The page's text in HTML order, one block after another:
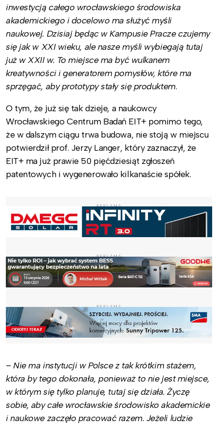
inwestycją całego wrocławskiego środowiska
akademickiego i docelowo ma służyć myśli
naukowej. Dzisiaj będąc w Kampusie Pracze czujemy
się jak w XXI wieku, ale nasze myśli wybiegają tutaj
już w XXII w. To miejsce ma być wulkanem
kreatywności i generatorem pomysłów, które ma
sprzęgać, aby prototypy stały się produktem.
O tym, że już się tak dzieje, a naukowcy
Wrocławskiego Centrum Badań EIT+ pomimo tego,
że w dalszym ciągu trwa budowa, nie stoją w miejscu
potwierdził prof. Jerzy Langer, który zaznaczył, że
EIT+ ma już prawie 50 pięćdziesiąt zgłoszeń
patentowych i wygenerowało kilkanaście spółek.
REKLAMA
REKLAMA
REKLAMA
–Nie ma instytucji w Polsce z tak krótkim stażem,
która by tego dokonała, ponieważ to nie jest miejsce,
w którym się tylko planuje, tutaj się działa. Życzę
sobie, aby całe wrocławskie środowisko akademickie
i naukowe zaczęło pracować razem. Jeżeli ludzie